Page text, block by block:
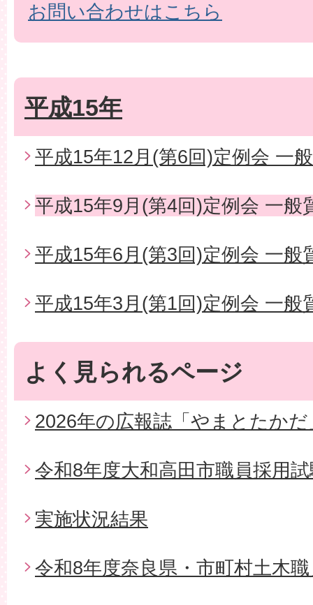
お問い合わせはこちら
平成15年
平成15年12月(第6回)定例会 一
平成15年9月(第4回)定例会 一般
平成15年6月(第3回)定例会 一般
平成15年3月(第1回)定例会 一般
よく見られるページ
2026年の広報誌「やまとたかだ
令和8年度大和高田市職員採用
実施状況結果
令和8年度奈良県・市町村土木